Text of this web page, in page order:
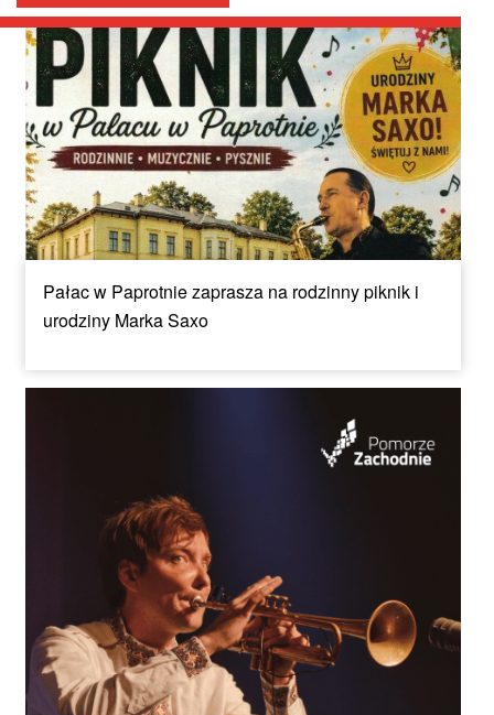
Pałac w Paprotnie zaprasza na rodzinny piknik i
urodziny Marka Saxo